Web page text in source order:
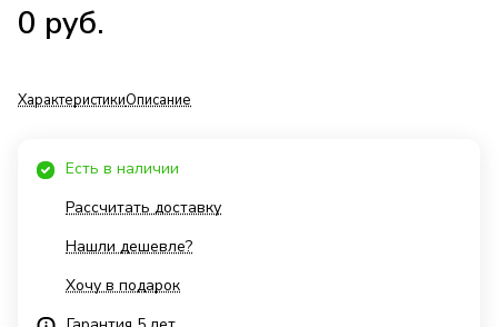
0 руб.
ХарактеристикиОписание
Есть в наличии
Рассчитать доставку
Нашли дешевле?
Хочу в подарок